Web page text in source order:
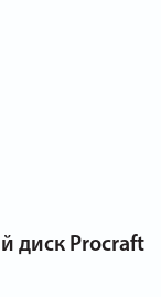
диск Procraft